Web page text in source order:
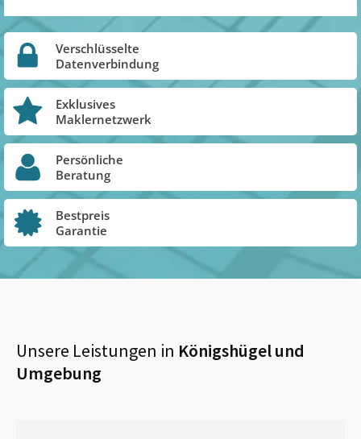
Verschlüsselte
Datenverbindung
Exklusives
Maklernetzwerk
Persönliche
Beratung
Bestpreis
Garantie
Unsere Leistungen in Königshügelund
Umgebung